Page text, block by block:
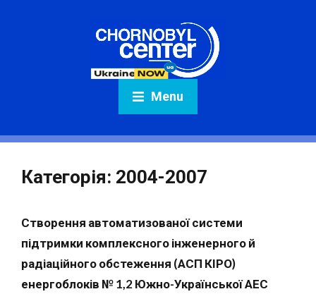
Menu
Категорія: 2004-2007
Створення автоматизованої системи
підтримки комплексного інженерного й
радіаційного обстеження (АСП КІРО)
енергоблоків № 1,2 Южно-Української АЕС